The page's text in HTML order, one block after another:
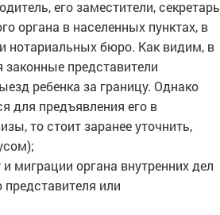
его заместители, секретарь
органа в населенных пунктах, в
нотариальных бюро. Как видим, в
представители
ребенка за границу. Однако
для предъявления его в
то стоит заранее уточнить,
миграции органа внутренних дел
или